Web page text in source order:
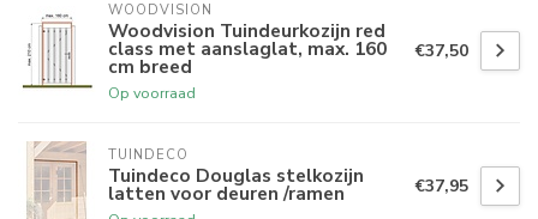
WOODVISION
Woodvision Tuindeurkozijn red
class met aanslaglat, max. 160
cm breed
Op voorraad
€37,50
TUINDECO
Tuindeco Douglas stelkozijn
latten voor deuren /ramen €37,95